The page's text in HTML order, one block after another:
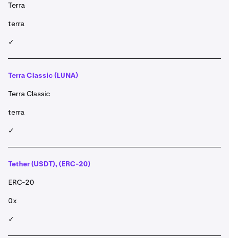
Terra
terra
✓
Terra Classic (LUNA)
Terra Classic
terra
✓
Tether (USDT), (ERC-20)
ERC-20
0x
✓